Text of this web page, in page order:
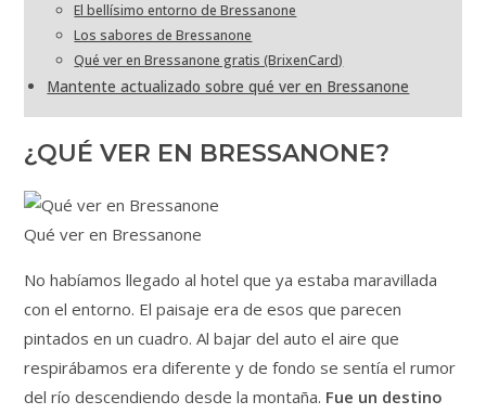
El bellísimo entorno de Bressanone
Los sabores de Bressanone
Qué ver en Bressanone gratis (BrixenCard)
Mantente actualizado sobre qué ver en Bressanone
¿QUÉ VER EN BRESSANONE?
Qué ver en Bressanone
No habíamos llegado al hotel que ya estaba maravillada
con el entorno. El paisaje era de esos que parecen
pintados en un cuadro. Al bajar del auto el aire que
respirábamos era diferente y de fondo se sentía el rumor
del río descendiendo desde la montaña. Fue un destino